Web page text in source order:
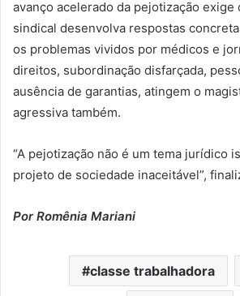
avanço acelerado da pejotização exige
sindical desenvolva respostas
os problemas vividos por médicos e
direitos, subordinação disfarçada,
ausência de garantias, atingem o
agressiva também.
“A pejotização não é um tema jurídico
projeto de sociedade inaceitável”,
Por Romênia Mariani
classe trabalhadora